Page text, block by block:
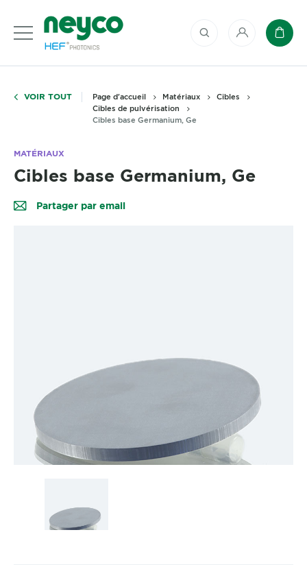
Mon compte
VOIR TOUT Page d'accueil Matériaux
Cibles
Cibles de pulvérisation
Cibles base Germanium, Ge
MATÉRIAUX
Cibles base Germanium, Ge
Partager par email